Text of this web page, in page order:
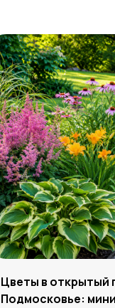
Цветы в открытый
Подмосковье: